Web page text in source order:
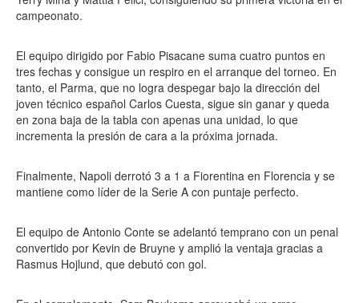
campeonato.
El equipo dirigido por Fabio Pisacane suma cuatro puntos en
tres fechas y consigue un respiro en el arranque del torneo. En
tanto, el Parma, que no logra despegar bajo la dirección del
joven técnico español Carlos Cuesta, sigue sin ganar y queda
en zona baja de la tabla con apenas una unidad, lo que
incrementa la presión de cara a la próxima jornada.
Finalmente, Napoli derrotó 3 a 1 a Fiorentina en Florencia y se
mantiene como líder de la Serie A con puntaje perfecto.
El equipo de Antonio Conte se adelantó temprano con un penal
convertido por Kevin de Bruyne y amplió la ventaja gracias a
Rasmus Hojlund, que debutó con gol.